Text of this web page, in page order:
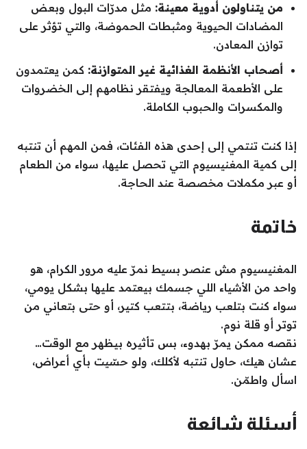
من يتناولون أدوية معينة: مثل مدرّات البول وبعض
المضادات الحيوية ومثبطات الحموضة، والتي تؤثر على
توازن المعادن.
أصحاب الأنظمة الغذائية غير المتوازنة: كمن يعتمدون
على الأطعمة المعالجة ويفتقر نظامهم إلى الخضروات
والمكسرات والحبوب الكاملة.
إذا كنت تنتمي إلى إحدى هذه الفئات، فمن المهم أن تنتبه
إلى كمية المغنيسيوم التي تحصل عليها، سواء من الطعام
أو عبر مكملات مخصصة عند الحاجة.
خاتمة
المغنيسيوم مش عنصر بسيط نمرّ عليه مرور الكرام، هو
واحد من الأشياء اللي جسمك بيعتمد عليها بشكل يومي،
سواء كنت بتلعب رياضة، بتتعب كتير، أو حتى بتعاني من
توتر أو قلة نوم.
نقصه ممكن يمرّ بهدوء، بس تأثيره بيظهر مع الوقت…
عشان هيك، حاول تنتبه لأكلك، ولو حسّيت بأي أعراض،
اسأل واطمّن.
أسئلة شائعة